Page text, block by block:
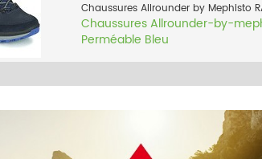
Chaussures Allrounder by Mephisto
ChaussuresAllrounder-by-
Perméable Bleu